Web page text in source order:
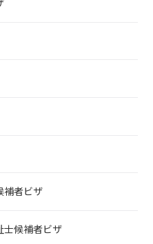
補者ビザ
士候補者ビザ